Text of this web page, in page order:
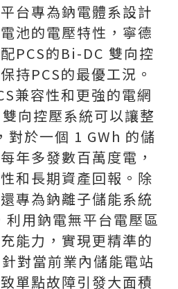
台專為鈉電體系設計
池的電壓特性，寧德
PCS的Bi-DC 雙向控
持PCS的最優工況。
兼容性和更強的電網
向控壓系統可以讓整
對於一個 1 GWh 的儲
年多發數百萬度電，
和長期資產回報。除
專為鈉離子儲能系統
利用鈉電無平台電壓區
能力，實現更精準的
對當前業內儲能電站
單點故障引發大面積